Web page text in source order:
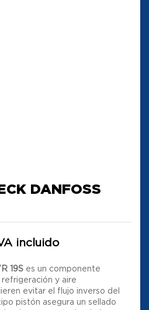
DANFOSS
incluido
19S es un componente
y aire
evitar el flujo inverso del
pistón asegura un sellado